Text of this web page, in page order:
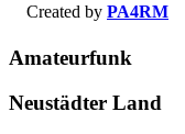
Created by PA4RM
Amateurfunk
Neustädter Land